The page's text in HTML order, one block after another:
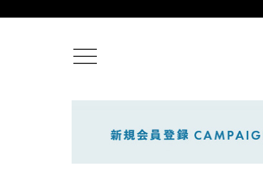
ログイン
新規会員登録
カートを見る